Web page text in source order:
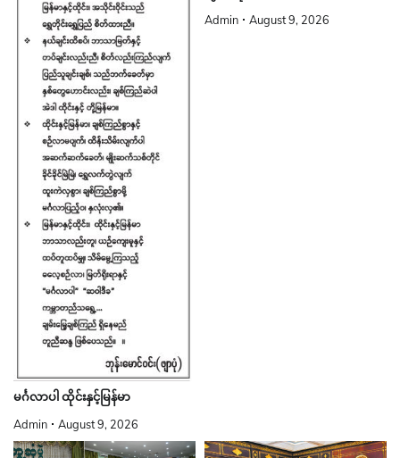
မင်္ဂလာပါ ထိုင်းနှင့်မြန်မာ
Admin August 9, 2026
Admin August 9, 2026